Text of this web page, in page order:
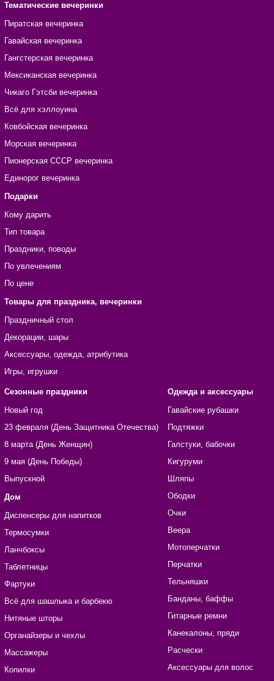
Тематические вечеринки
Пиратская вечеринка
Гавайская вечеринка
Гангстерская вечеринка
Мексиканская вечеринка
Чикаго Гэтсби вечеринка
Всё для хэллоуина
Ковбойская вечеринка
Морская вечеринка
Пионерская СССР вечеринка
Единорог вечеринка
Подарки
Кому дарить
Тип товара
Праздники, поводы
По увлечениям
По цене
Товары для праздника, вечеринки
Праздничный стол
Декорации, шары
Аксессуары, одежда, атрибутика
Игры, игрушки
Сезонные праздники
Новый год
23 февраля (День Защитника Отечества)
8 марта (День Женщин)
9 мая (День Победы)
Выпускной
Дом
Диспенсеры для напитков
Термосумки
Ланчбоксы
Таблетницы
Фартуки
Всё для шашлыка и барбекю
Нитяные шторы
Органайзеры и чехлы
Массажеры
Копилки
Одежда и аксессуары
Гавайские рубашки
Подтяжки
Галстуки, бабочки
Кигуруми
Шляпы
Ободки
Очки
Веера
Мотоперчатки
Перчатки
Тельняшки
Банданы, баффы
Гитарные ремни
Канекалоны, пряди
Расчески
Аксессуары для волос